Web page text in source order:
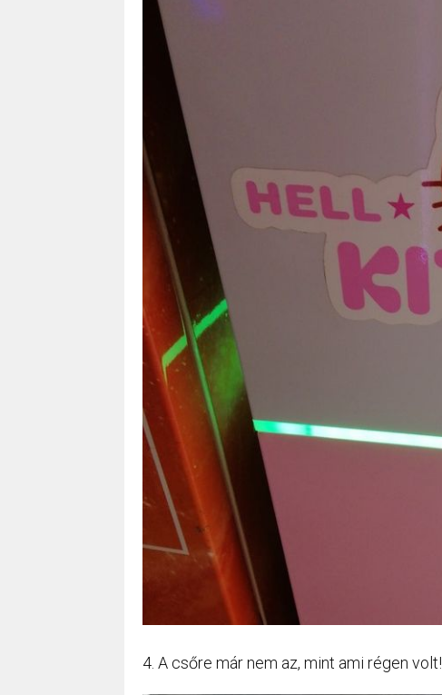
4. A csőre már nem az, mint ami régen volt!